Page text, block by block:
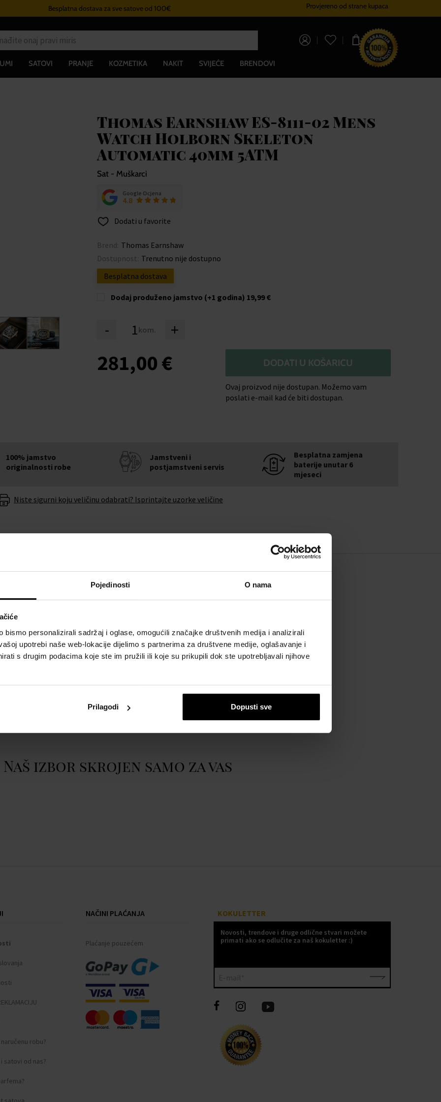
Pojedinosti O nama
bismo personalizirali sadržaj i oglase, omogućili značajke društvenih medija i analizirali
upotrebi naše web-lokacije dijelimo s partnerima za društvene medije, oglašavanje i
s drugim podacima koje ste im pružili ili koje su prikupili dok ste upotrebljavali njihove
Prilagodi Dopusti sve
Besplatna dostava za sve satove od 100€ Sustav vjernostiProvjereno od strane kupaca
0,00 €
SATOVI PRANJE KOZMETIKA NAKIT SVIJEĆE BRENDOVI
Thomas Earnshaw ES-8111-02 Mens
Watch Holborn Skeleton
Automatic 40mm 5ATM
Sat - Muškarci
Google Ocjena
4.8
Dodati u favorite
Brend: Thomas Earnshaw
Dostupnost: Trenutno nije dostupno
Besplatna dostava
Dodaj produženo jamstvo (+1 godina) 19,99 €
- kom. +
281,00 € DODATI U KOŠARICU
Ovaj proizvod nije dostupan. Možemo vam
poslati e-mail kad će biti dostupan.
100% jamstvo
originalnosti robe
Jamstveni i
postjamstveni servis
Besplatna zamjena
baterije unutar 6
mjeseci
Niste sigurni koju veličinu odabrati? Isprintajte uzorke veličine
Holborn Skeleton
vaš stil. Uz
ne morate se brinuti
baterije u roku od 6
Thomas Earnshaw ES-
dokument
O BRENDU
Prikazati cijeli opis
Naš izbor skrojen samo za vas
robu?
satovi od nas?
NAČINI PLAĆANJA
Plaćanje pouzećem
KOKULETTER
Novosti, trendove i druge odlične stvari možete
primati ako se odlučite za naš kokuletter :)